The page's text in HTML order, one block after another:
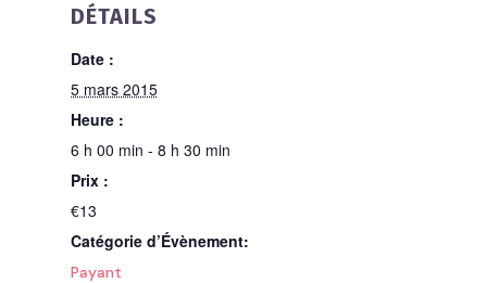
DÉTAILS
Date :
5 mars 2015
Heure :
6 h 00 min - 8 h 30 min
Prix :
€13
Catégorie d’Évènement:
Payant